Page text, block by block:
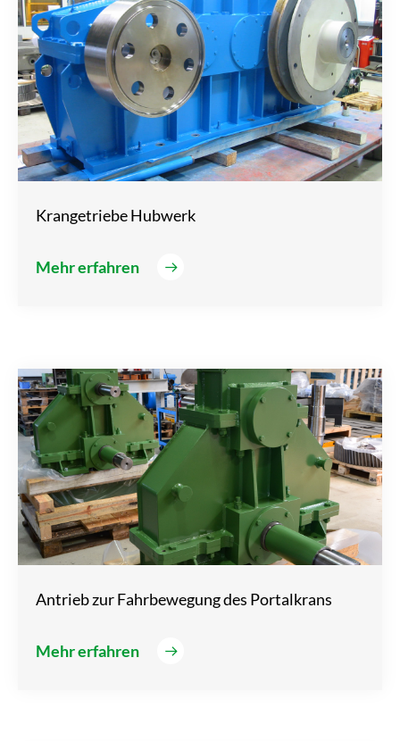
Krangetriebe Hubwerk
Mehr erfahren
Antrieb zur Fahrbewegung des Portalkrans
Mehr erfahren